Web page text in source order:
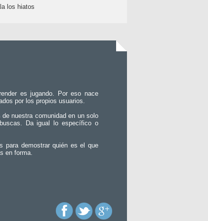
los hiatos
es jugando. Por eso nace
por los propios usuarios.
nuestra comunidad en un solo
Da igual lo específico o
para demostrar quién es el que
en forma.